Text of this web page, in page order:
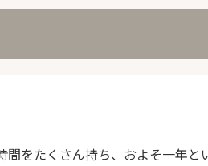
をたくさん持ち、およそ⼀年と